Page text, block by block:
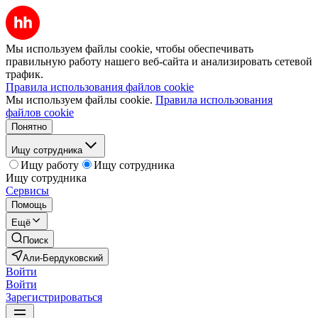
Мы используем файлы cookie, чтобы обеспечивать
правильную работу нашего веб-сайта и анализировать сетевой
трафик.
Правила использования файлов cookie
Мы используем файлы cookie. Правила использования
файлов cookie
Понятно
Ищу сотрудника
Ищу работу
Ищу сотрудника
Ищу сотрудника
Сервисы
Помощь
Ещё
Поиск
Али-Бердуковский
Войти
Войти
Зарегистрироваться